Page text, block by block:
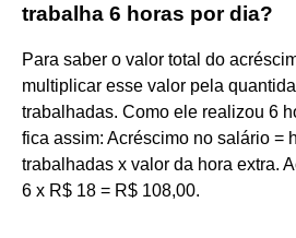
trabalha 6 horas por dia?
Para saber o valor total do
multiplicar esse valor pela
trabalhadas. Como ele realizou 6
fica assim: Acréscimo no salário =
trabalhadas x valor da hora extra.
6 x R$ 18 = R$ 108,00.